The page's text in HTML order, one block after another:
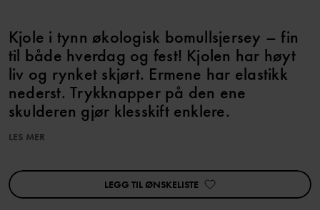
Kjole i tynn økologisk bomullsjersey – fin
til både hverdag og fest! Kjolen har høyt
liv og rynket skjørt. Ermene har elastikk
nederst. Trykknapper på den ene
skulderen gjør klesskift enklere.
Egenskaper:
YKK-trykknapper
LES MER
LEGG TIL ØNSKELISTE